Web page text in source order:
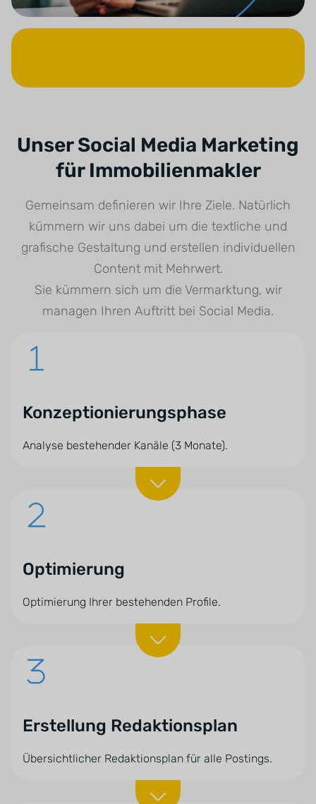
Unser Social Media Marketing
für Immobilienmakler
Gemeinsam definieren wir Ihre Ziele. Natürlich
kümmern wir uns dabei um die textliche und
grafische Gestaltung und erstellen individuellen
Content mit Mehrwert.
Sie kümmern sich um die Vermarktung, wir
managen Ihren Auftritt bei Social Media.
Konzeptionierungsphase
Analyse bestehender Kanäle (3 Monate).
Optimierung
Optimierung Ihrer bestehenden Profile.
Erstellung Redaktionsplan
Übersichtlicher Redaktionsplan für alle Postings.